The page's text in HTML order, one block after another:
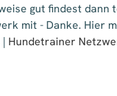
gut findest dann
mit - Danke. Hier
| Hundetrainer